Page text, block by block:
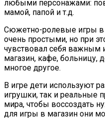
любыми персонажами:
мамой, папой и т.д.
Сюжетно-ролевые игры в
очень простыми, но при
чувствовал себя важным
магазин, кафе, больницу,
многое другое.
В игре дети используют
игрушки, так и реальные
мира, чтобы воссоздать
для игры в магазин они